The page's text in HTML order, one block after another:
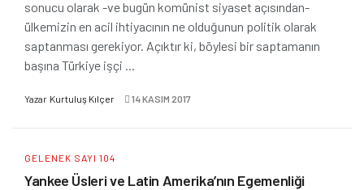
sonucu olarak -ve bugün komünist siyaset açısından-
ülkemizin en acil ihtiyacının ne olduğunun politik olarak
saptanması gerekiyor. Açıktır ki, böylesi bir saptamanın
başına Türkiye işçi ...
Yazar Kurtuluş Kılçer 14 KASIM 2017
GELENEK SAYI 104
Yankee Üsleri ve Latin Amerika’nın Egemenliği